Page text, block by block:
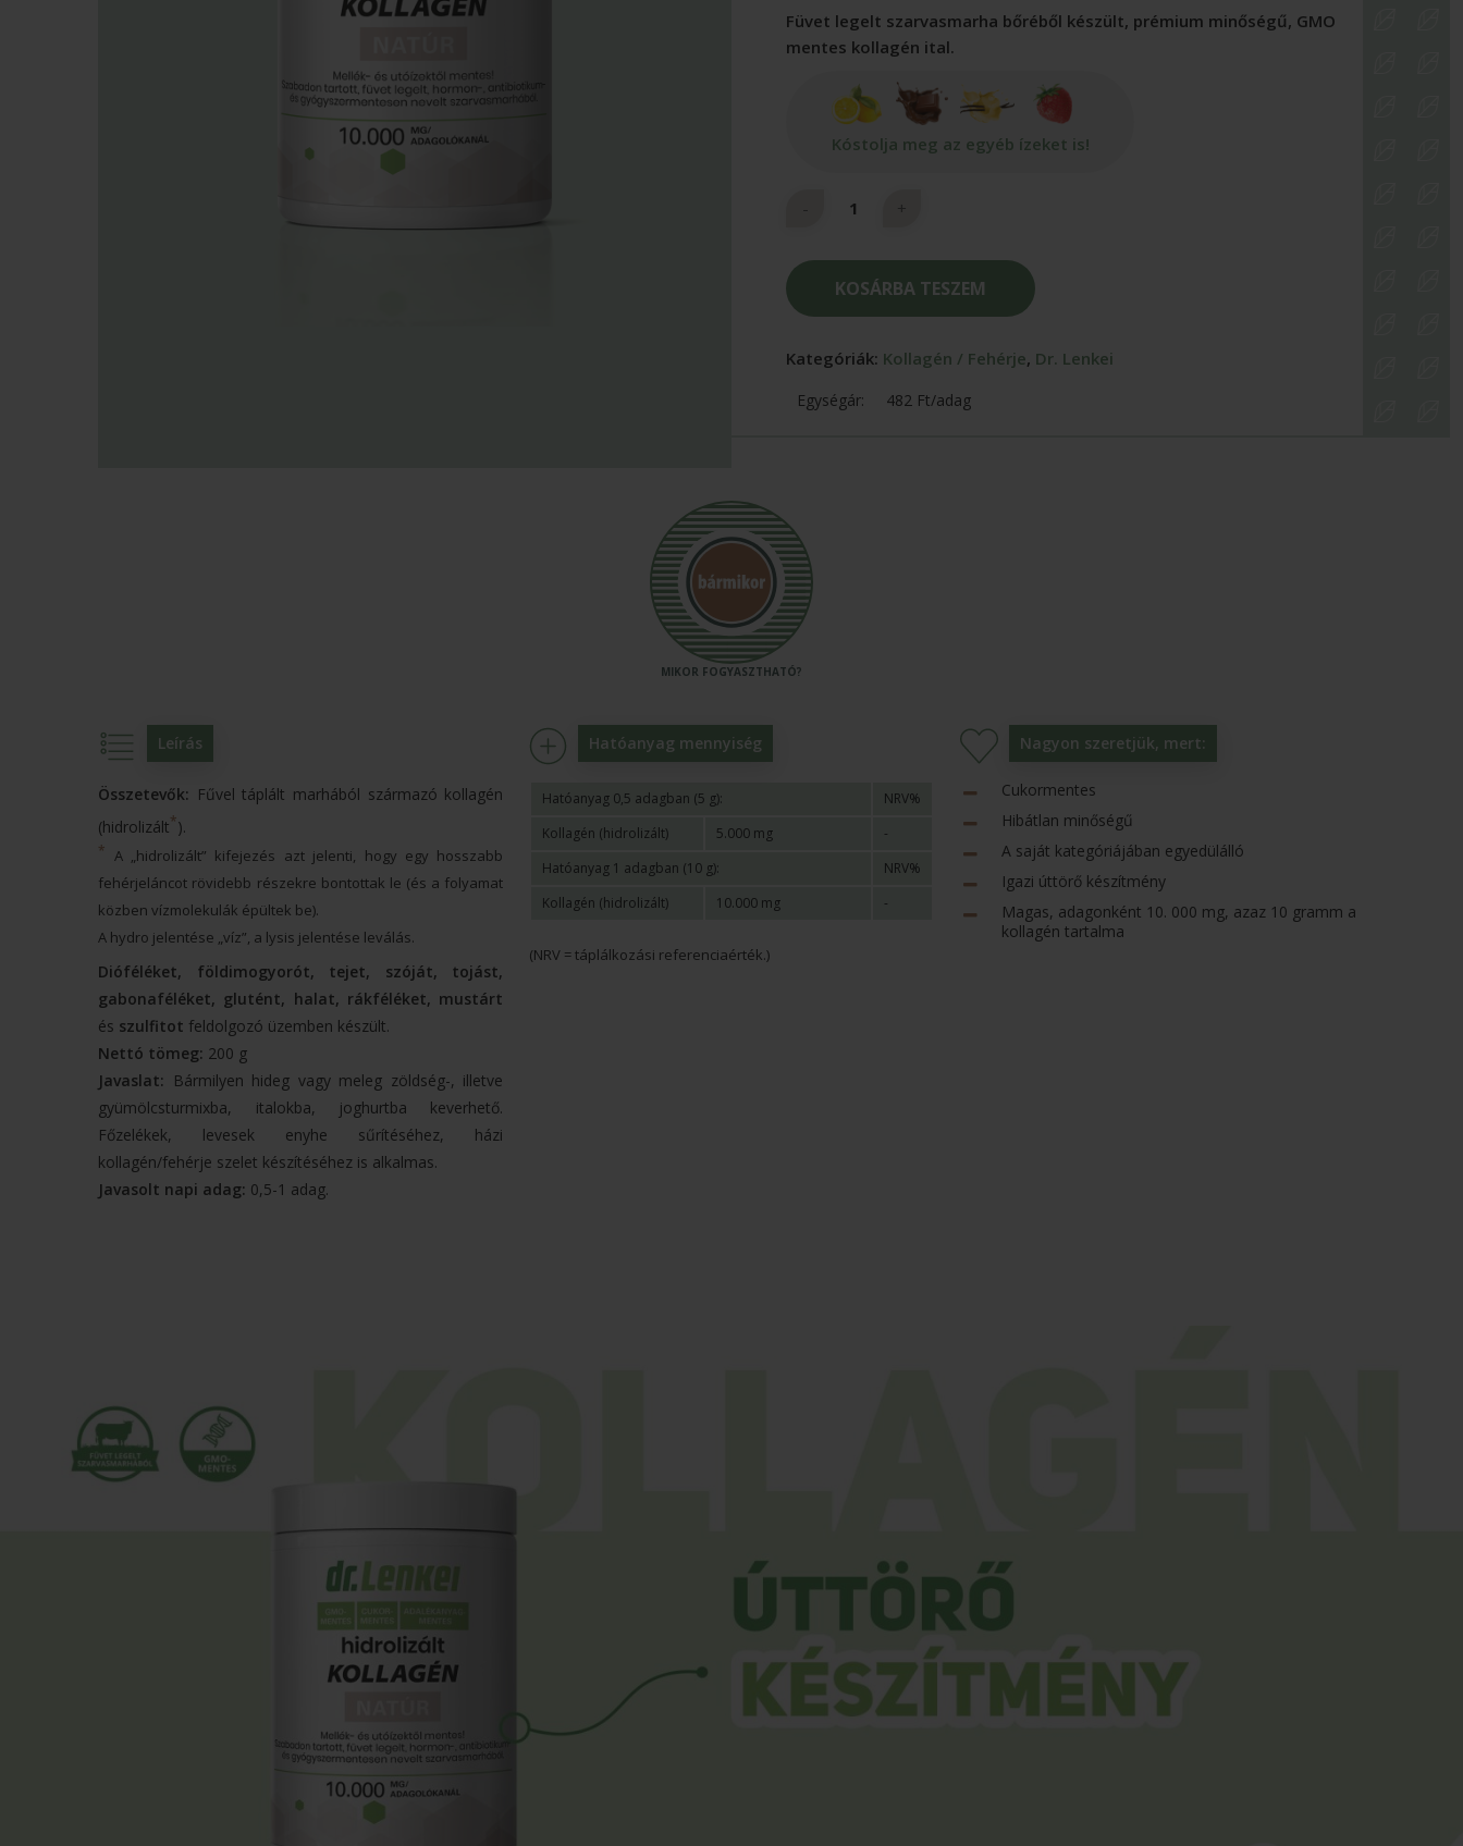
Füvet legelt szarvasmarha bőréből készült, prémium minőségű, GMO
mentes kollagén ital.
Kóstolja meg az egyéb ízeket is!
Egységár: 482 Ft/adag
KOSÁRBA TESZEM
Kategóriák: Kollagén / Fehérje, Dr. Lenkei
Leírás
Összetevők: Fűvel táplált marhából származó kollagén
(hidrolizált*).
* A „hidrolizált” kifejezés azt jelenti, hogy egy hosszabb
fehérjeláncot rövidebb részekre bontottak le (és a folyamat
közben vízmolekulák épültek be).
A hydro jelentése „víz”, a lysis jelentése leválás.
Dióféléket, földimogyorót, tejet, szóját, tojást,
gabonaféléket, glutént, halat, rákféléket, mustárt
és szulfitot feldolgozó üzemben készült.
Nettó tömeg: 200 g
Javaslat: Bármilyen hideg vagy meleg zöldség-, illetve
gyümölcsturmixba, italokba, joghurtba keverhető.
Főzelékek, levesek enyhe sűrítéséhez, házi
kollagén/fehérje szelet készítéséhez is alkalmas.
Javasolt napi adag: 0,5-1 adag.
Hatóanyag mennyiség
Hatóanyag 0,5 adagban (5 g):
NRV%
Kollagén (hidrolizált)
5.000 mg
-
Hatóanyag 1 adagban (10 g):
NRV%
Kollagén (hidrolizált)
10.000 mg -
(NRV = táplálkozási referenciaérték.)
Nagyon szeretjük, mert:
Cukormentes
Hibátlan minőségű
A saját kategóriájában egyedülálló
Igazi úttörő készítmény
Magas, adagonként 10. 000 mg, azaz 10 gramm a
kollagén tartalma